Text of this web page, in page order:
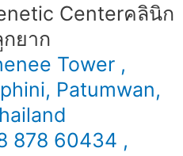
Center​ คลินิก
ยาก
Tower ,
Patumwan,
878 60434 ,